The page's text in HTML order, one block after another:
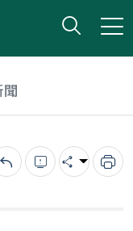
打開
小版
回上一頁錯誤回報
分享 列